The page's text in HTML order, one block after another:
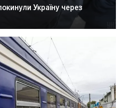
Україну через